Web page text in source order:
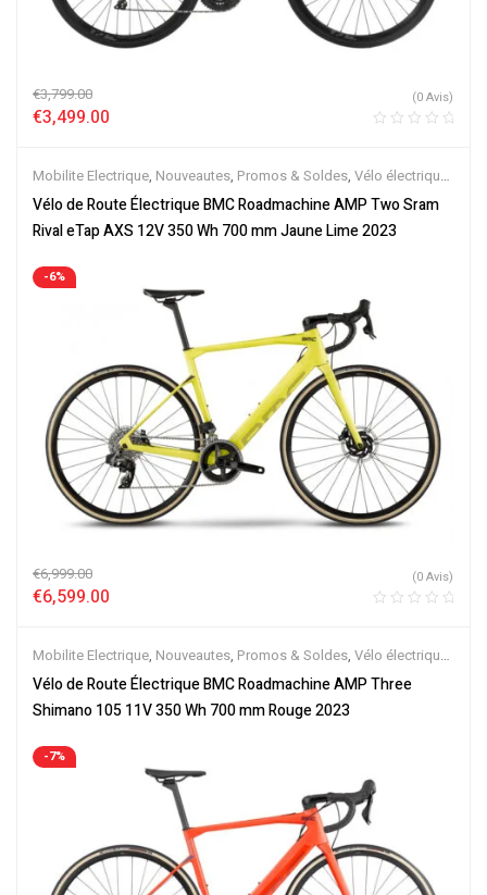
€3,799.00
€3,499.00
(0 Avis)
Mobilite Electrique, Nouveautes, Promos & Soldes, Vélo électrique
ville,Vélos de Route Electriques,Velos Electriques
Vélo de Route Électrique BMC Roadmachine AMP Two Sram
Rival eTap AXS 12V 350 Wh 700 mm Jaune Lime 2023
-6%
€6,999.00
€6,599.00
(0 Avis)
Mobilite Electrique, Nouveautes, Promos & Soldes, Vélo électrique
ville,Vélos de Route Electriques,Velos Electriques
Vélo de Route Électrique BMC Roadmachine AMP Three
Shimano 105 11V 350 Wh 700 mm Rouge 2023
-7%